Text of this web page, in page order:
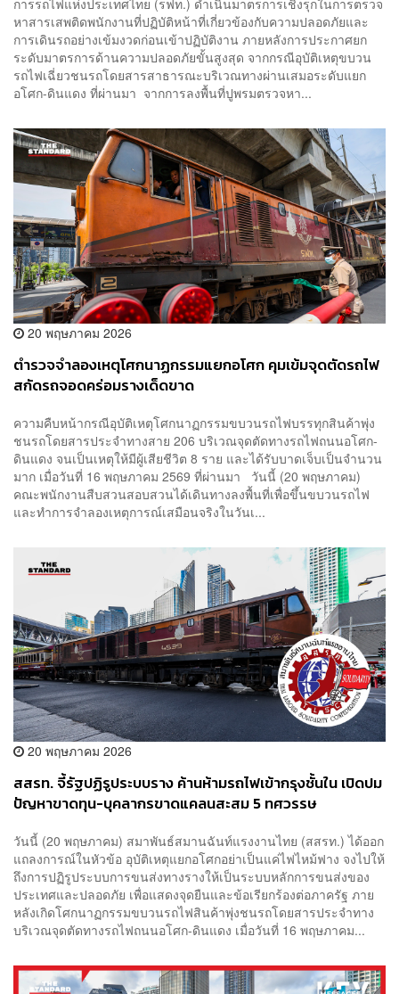
การรถไฟแห่งประเทศไทย (รฟท.) ดำเนินมาตรการเชิงรุกในการตรวจ
หาสารเสพติดพนักงานที่ปฏิบัติหน้าที่เกี่ยวข้องกับความปลอดภัยและ
การเดินรถอย่างเข้มงวดก่อนเข้าปฏิบัติงาน ภายหลังการประกาศยก
ระดับมาตรการด้านความปลอดภัยขั้นสูงสุด จากกรณีอุบัติเหตุขบวน
รถไฟเฉี่ยวชนรถโดยสารสาธารณะบริเวณทางผ่านเสมอระดับแยก
อโศก-ดินแดง ที่ผ่านมา ​จากการลงพื้นที่ปูพรมตรวจหา...
20 พฤษภาคม 2026
ตำรวจจำลองเหตุโศกนาฏกรรมแยกอโศก คุมเข้มจุดตัดรถไฟ
สกัดรถจอดคร่อมรางเด็ดขาด
ความคืบหน้ากรณีอุบัติเหตุโศกนาฏกรรมขบวนรถไฟบรรทุกสินค้าพุ่ง
ชนรถโดยสารประจำทางสาย 206 บริเวณจุดตัดทางรถไฟถนนอโศก-
ดินแดง จนเป็นเหตุให้มีผู้เสียชีวิต 8 ราย และได้รับบาดเจ็บเป็นจำนวน
มาก เมื่อวันที่ 16 พฤษภาคม 2569 ที่ผ่านมา วันนี้ (20 พฤษภาคม)
คณะพนักงานสืบสวนสอบสวนได้เดินทางลงพื้นที่เพื่อขึ้นขบวนรถไฟ
และทำการจำลองเหตุการณ์เสมือนจริงในวันเ...
20 พฤษภาคม 2026
สสรท. จี้รัฐปฏิรูประบบราง ค้านห้ามรถไฟเข้ากรุงชั้นใน เปิดปม
ปัญหาขาดทุน-บุคลากรขาดแคลนสะสม 5 ทศวรรษ
วันนี้ (20 พฤษภาคม) สมาพันธ์สมานฉันท์แรงงานไทย (สสรท.) ได้ออก
แถลงการณ์ในหัวข้อ อุบัติเหตุแยกอโศกอย่าเป็นแค่ไฟไหม้ฟาง จงไปให้
ถึงการปฏิรูประบบการขนส่งทางรางให้เป็นระบบหลักการขนส่งของ
ประเทศและปลอดภัย เพื่อแสดงจุดยืนและข้อเรียกร้องต่อภาครัฐ ภาย
หลังเกิดโศกนาฏกรรมขบวนรถไฟสินค้าพุ่งชนรถโดยสารประจำทาง
บริเวณจุดตัดทางรถไฟถนนอโศก-ดินแดง เมื่อวันที่ 16 พฤษภาคม...